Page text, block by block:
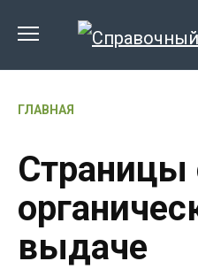
ГЛАВНАЯ
Страницы
выдаче